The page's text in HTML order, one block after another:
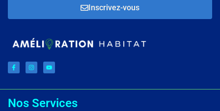
Inscrivez-vous
Nos Services